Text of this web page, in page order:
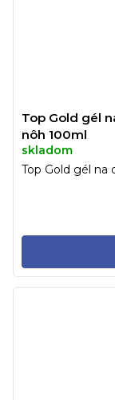
Top Gold gél
nôh 100ml
skladom
Top Gold gél na